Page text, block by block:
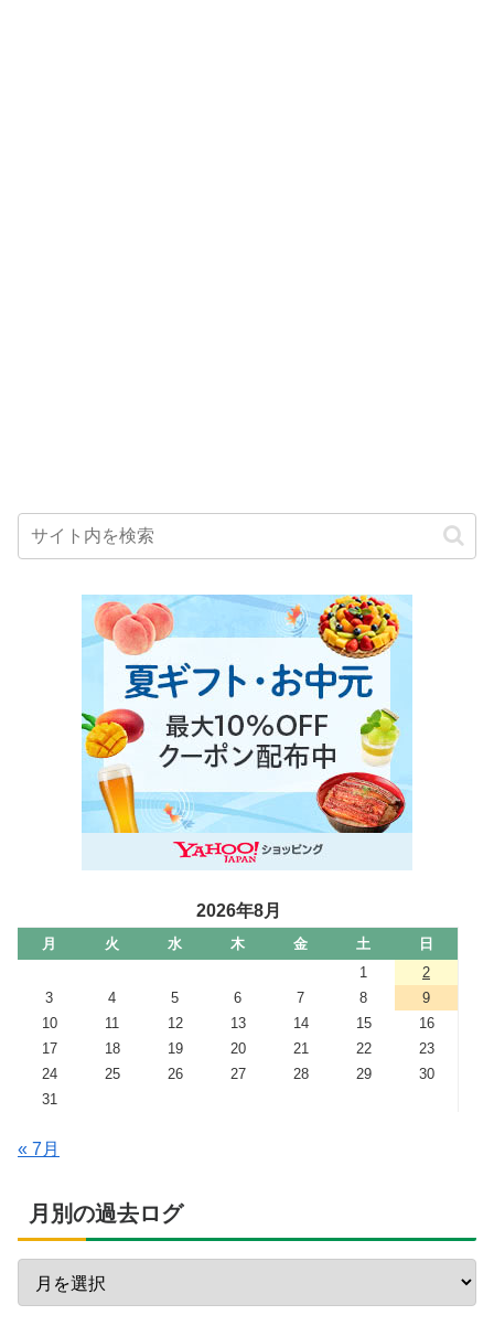
2026年8月
月 火 水 木 金 土
日
1
2
3
4 5 6 7 8
9
10
11 12 13 14 15
16
17
18 19 20 21 22
23
24
25 26 27 28 29
30
31
« 7月
月別の過去ログ